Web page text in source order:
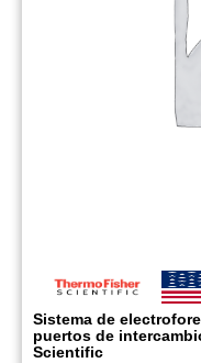
Sistema de
puertos de
Scientific